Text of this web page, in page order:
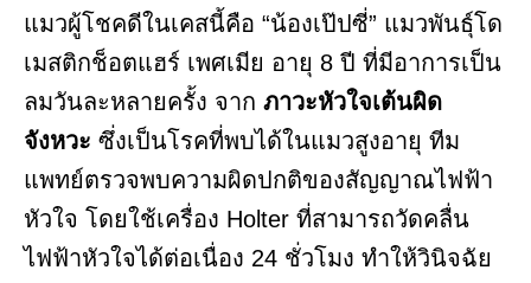
แมวผู้โชคดีในเคสนี้คือ “น้องเป๊ปซี่” แมวพันธุ์โด
เมสติกช็อตแฮร์ เพศเมีย อายุ 8 ปี ที่มีอาการเป็น
ลมวันละหลายครั้ง จาก ภาวะหัวใจเต้นผิด
จังหวะ ซึ่งเป็นโรคที่พบได้ในแมวสูงอายุ ทีม
แพทย์ตรวจพบความผิดปกติของสัญญาณไฟฟ้า
หัวใจ โดยใช้เครื่อง Holter ที่สามารถวัดคลื่น
ไฟฟ้าหัวใจได้ต่อเนื่อง 24 ชั่วโมง ทำให้วินิจฉัย